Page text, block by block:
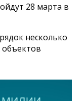
28 марта в
несколько